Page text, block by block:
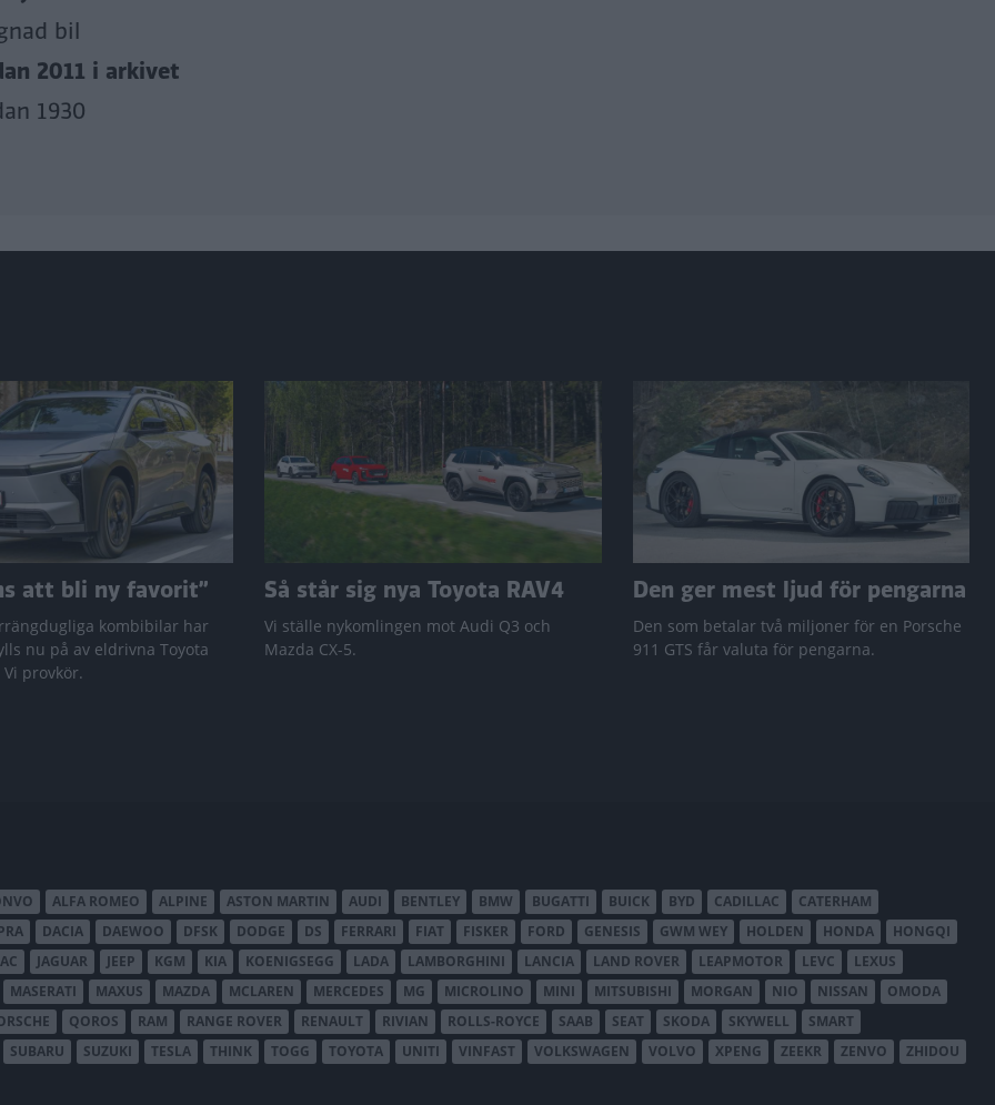
bil
2011 i arkivet
1930
att bli ny favorit”
kombibilar har
nu på av eldrivna Toyota
provkör.
Så står sig nya Toyota RAV4
Vi ställe nykomlingen mot Audi Q3 och
Mazda CX-5.
Den ger mest ljud för pengarna
Den som betalar två miljoner för en Porsche
911 GTS får valuta för pengarna.
ALFA ROMEO ALPINE ASTON MARTIN AUDI BENTLEY BMW BUGATTI BUICK BYD CADILLAC
CATERHAM
DACIA DAEWOO DFSK DODGE DS FERRARI FIAT FISKER FORD GENESIS GWM WEY HOLDEN HONDA
HONGQI
JAGUAR JEEP KGM KIA KOENIGSEGG LADA LAMBORGHINI LANCIA LAND ROVER LEAPMOTOR LEVC
LEXUS
MASERATI MAXUS MAZDA MCLAREN MERCEDES MG MICROLINO MINI MITSUBISHI MORGAN NIO NISSAN
OMODA
QOROS RAM RANGE ROVER RENAULT RIVIAN ROLLS-ROYCE SAAB SEAT SKODA SKYWELL
SMART
SUBARU SUZUKI TESLA THINK TOGG TOYOTA UNITI VINFAST VOLKSWAGEN VOLVO XPENG ZEEKR ZENVO ZHIDOU